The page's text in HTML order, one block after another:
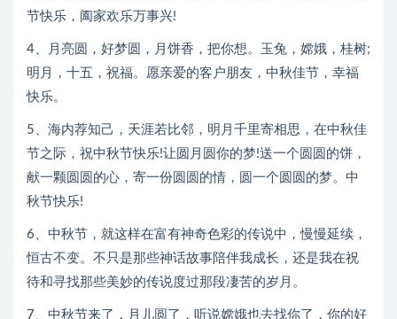
节快乐，阖家欢乐万事兴!
4、月亮圆，好梦圆，月饼香，把你想。玉兔，嫦娥，桂树;
明月，十五，祝福。愿亲爱的客户朋友，中秋佳节，幸福
快乐。
5、海内荐知己，天涯若比邻，明月千里寄相思，在中秋佳
节之际，祝中秋节快乐!让圆月圆你的梦!送一个圆圆的饼，
献一颗圆圆的心，寄一份圆圆的情，圆一个圆圆的梦。中
秋节快乐!
6、中秋节，就这样在富有神奇色彩的传说中，慢慢延续，
恒古不变。不只是那些神话故事陪伴我成长，还是我在祝
待和寻找那些美妙的传说度过那段凄苦的岁月。
7、中秋节来了，月儿圆了，听说嫦娥也去找你了，你的好